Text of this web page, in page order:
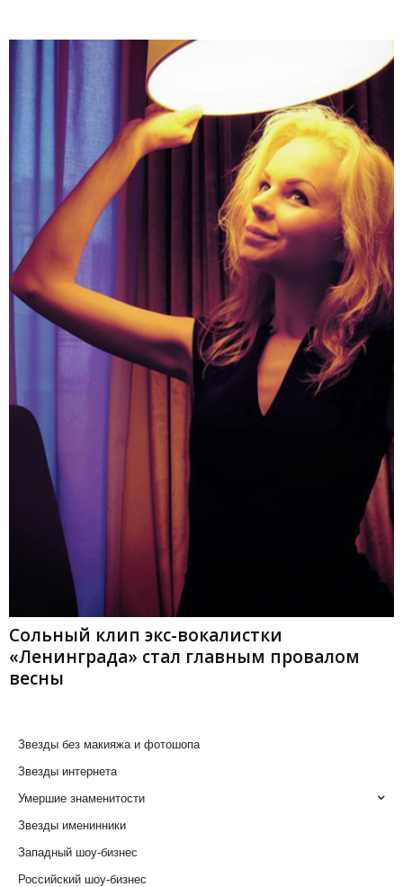
Сольный клип экс-вокалистки
«Ленинграда» стал главным провалом
весны
Звезды без макияжа и фотошопа
Звезды интернета
Умершие знаменитости
Звезды именинники
Западный шоу-бизнес
Российский шоу-бизнес